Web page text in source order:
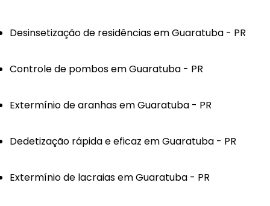
Desinsetização de residências em Guaratuba - PR
Controle de pombos em Guaratuba - PR
Extermínio de aranhas em Guaratuba - PR
Dedetização rápida e eficaz em Guaratuba - PR
Extermínio de lacraias em Guaratuba - PR